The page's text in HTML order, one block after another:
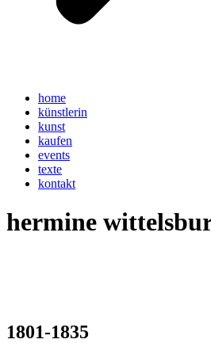
home
künstlerin
kunst
kaufen
events
texte
kontakt
hermine
1801-1835